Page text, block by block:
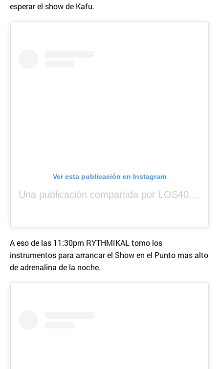
esperar el show de Kafu.
Ver esta publicación en Instagram
Una publicación compartida por LOS40 Panamá (@los40panama)
A eso de las 11:30pm RYTHMIKAL tomo los
instrumentos para arrancar el Show en el Punto mas alto
de adrenalina de la noche.